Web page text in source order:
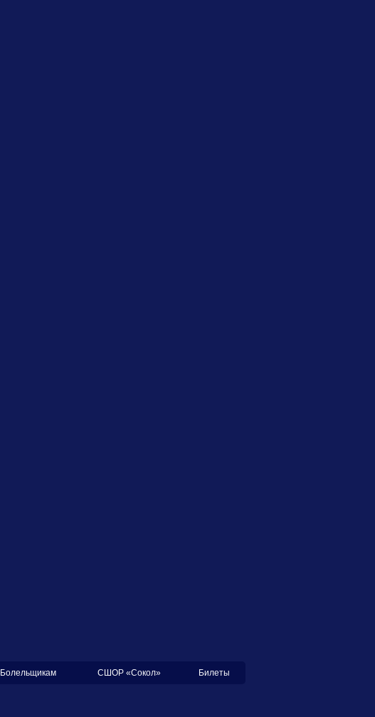
Болельщикам СШОР «Сокол» Билеты